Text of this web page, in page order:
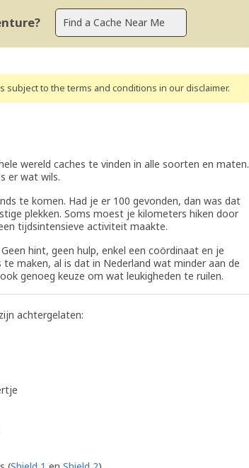
subject to the terms and conditions in our disclaimer.
wereld caches te vinden in alle soorten en maten.
er wat wils.
te komen. Had je er 100 gevonden, dan was dat
plekken. Soms moest je kilometers hiken door
tijdsintensieve activiteit maakte.
hint, geen hulp, enkel een coördinaat en je
maken, al is dat in Nederland wat minder aan de
genoeg keuze om wat leukigheden te ruilen.
achtergelaten: